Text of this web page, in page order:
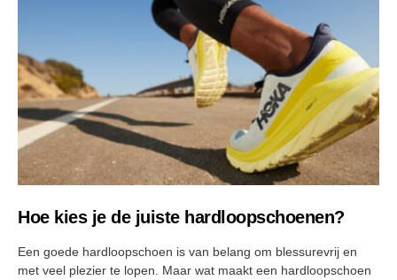
Hoe kies je de juiste hardloopschoenen?
Een goede hardloopschoen is van belang om blessurevrij en
met veel plezier te lopen. Maar wat maakt een hardloopschoen